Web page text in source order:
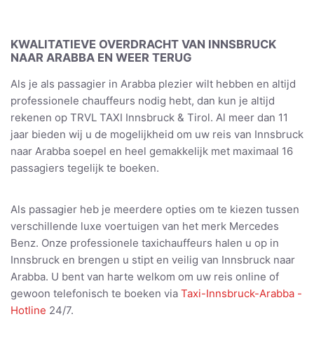
KWALITATIEVE OVERDRACHT VAN INNSBRUCK
NAAR ARABBA EN WEER TERUG
Als je als passagier in Arabba plezier wilt hebben en altijd
professionele chauffeurs nodig hebt, dan kun je altijd
rekenen op TRVL TAXI Innsbruck & Tirol. Al meer dan 11
jaar bieden wij u de mogelijkheid om uw reis van Innsbruck
naar Arabba soepel en heel gemakkelijk met maximaal 16
passagiers tegelijk te boeken.
Als passagier heb je meerdere opties om te kiezen tussen
verschillende luxe voertuigen van het merk Mercedes
Benz. Onze professionele taxichauffeurs halen u op in
Innsbruck en brengen u stipt en veilig van Innsbruck naar
Arabba. U bent van harte welkom om uw reis online of
gewoon telefonisch te boeken via Taxi-Innsbruck-Arabba -
Hotline 24/7.